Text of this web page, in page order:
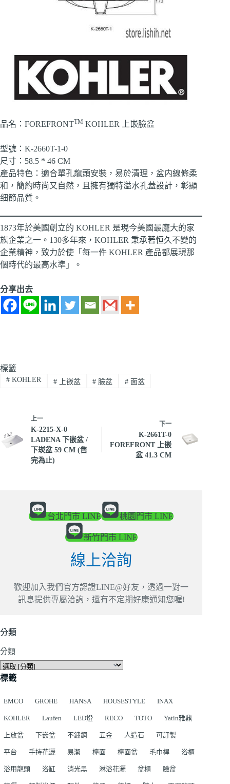
品名：FOREFRONTTM KOHLER 上嵌臉盆
型號：K-2660T-1-0
尺寸：58.5 * 46 CM
產品特色：適合單孔龍頭安裝，易於清理，盆内線條柔
和，簡約時尚又自然，且擁有獨特溢水孔蓋設計，彰顯
细節品質。
1873年於美國創立的 KOHLER 是現今美國最龐大的家
族企業之一。130多年來，KOHLER 秉承著恒久不變的
企業精神，致力於使「每一件 KOHLER 產品都展現那
個時代的最高水準」。
分享出去
標籤
#KOHLER #上嵌盆 # 臉盆 # 面盆
上一
K-2215-X-0
LADENA 下嵌盆 /
下崁盆 59 CM (售
完為止)
下一
K-2661T-0
FOREFRONT 上嵌
盆 41.3 CM
台北門市 LINE 桃園門市 LINE
新竹門市 LINE
線上洽詢
歡迎加入我們官方認證LINE@好友，透過一對一
訊息提供專屬洽詢，還有不定期好康通知您喔!
分類
分類
標籤
EMCO GROHE HANSA HOUSESTYLE INAX
KOHLER Laufen LED燈 RECO TOTO Yatin雅鼎
上放盆 下嵌盆 不鏽鋼 五金 人造石 可訂製
平台 手持花灑 易潔 檯面 檯面盆 毛巾桿 浴櫃
浴用龍頭 浴缸 消光黑 淋浴花灑 盆櫃 臉盆